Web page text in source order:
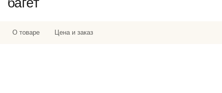
багет
О товаре Цена и заказ